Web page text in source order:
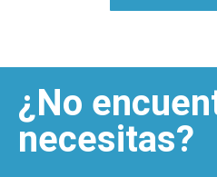
¿No
necesitas?